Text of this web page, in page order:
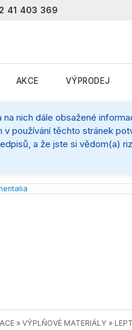
41 403 369
AKCE VÝPRODEJ
na nich dále obsažené
v používání těchto stránek
a že jste si vědom(a)
» VÝPLŇOVÉ MATERIÁLY »